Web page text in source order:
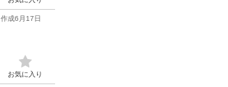
作成6月17日
お気に入り